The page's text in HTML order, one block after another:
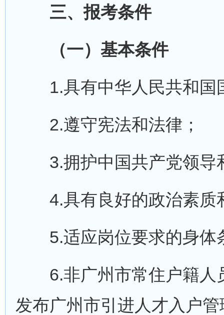
三、报考条件
（一）基本条件
1.具有中华人民共和国
2.遵守宪法和法律；
3.拥护中国共产党领导
4.具有良好的政治素质
5.适应岗位要求的身体
6.非广州市常住户籍人
发布广州市引进人才入户